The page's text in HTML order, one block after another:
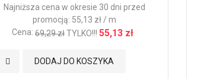
Najniższa cena w okresie 30 dni przed
promocją: 55,13 zł / m
Cena: 69,29 złTYLKO!!! 55,13 zł
DODAJ DO KOSZYKA
Dodaj